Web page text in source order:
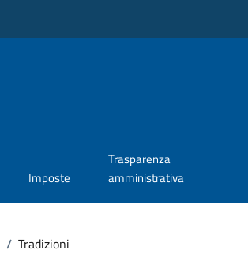
Imposte
Trasparenza
amministrativa
/ Tradizioni